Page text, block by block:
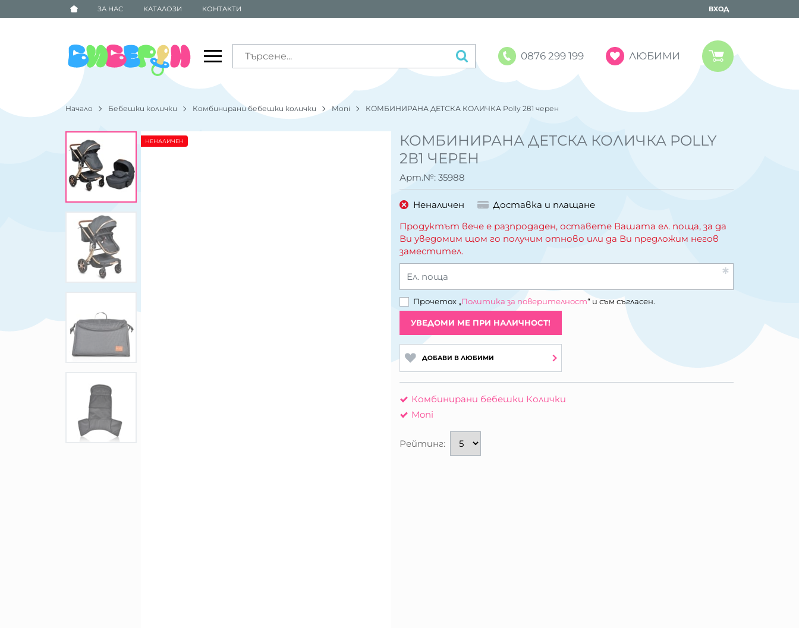
ЗА НАС КАТАЛОЗИ КОНТАКТИ ВХОД
0876 299 199 ЛЮБИМИ
Начало Бебешки колички Комбинирани бебешки колички Moni КОМБИНИРАНА ДЕТСКА КОЛИЧКА Polly 2в1 черен
КОМБИНИРАНА ДЕТСКА КОЛИЧКА POLLY
2В1 ЧЕРЕН
Арт.№: 35988
НЕНАЛИЧЕН
Неналичен
Доставка и плащане
Продуктът вече е разпродаден, оставете Вашата ел. поща, за да
Ви уведомим щом го получим отново или да Ви предложим негов
заместител.
Ел. поща
Прочетох „Политика за поверителност“ и съм съгласен.
УВЕДОМИ МЕ ПРИ НАЛИЧНОСТ!
ДОБАВИ В ЛЮБИМИ
Комбинирани бебешки Колички
Moni
Рейтинг: